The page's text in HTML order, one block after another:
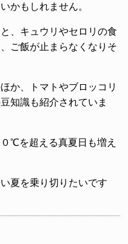
かもしれません。
、キュウリやセロリの食
ご飯が止まらなくなりそ
か、トマトやブロッコリ
知識も紹介されていま
℃を超える真夏日も増え
夏を乗り切りたいです